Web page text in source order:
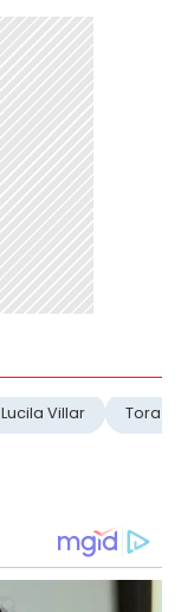
Lucila Villar Tora